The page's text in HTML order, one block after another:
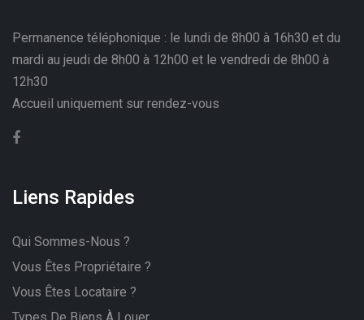
Permanence téléphonique : le lundi de 8h00 à 16h30 et du
mardi au jeudi de 8h00 à 12h00 et le vendredi de 8h00 à
12h30
Accueil uniquement sur rendez-vous
Liens Rapides
Qui Sommes-Nous ?
Vous Êtes Propriétaire ?
Vous Êtes Locataire ?